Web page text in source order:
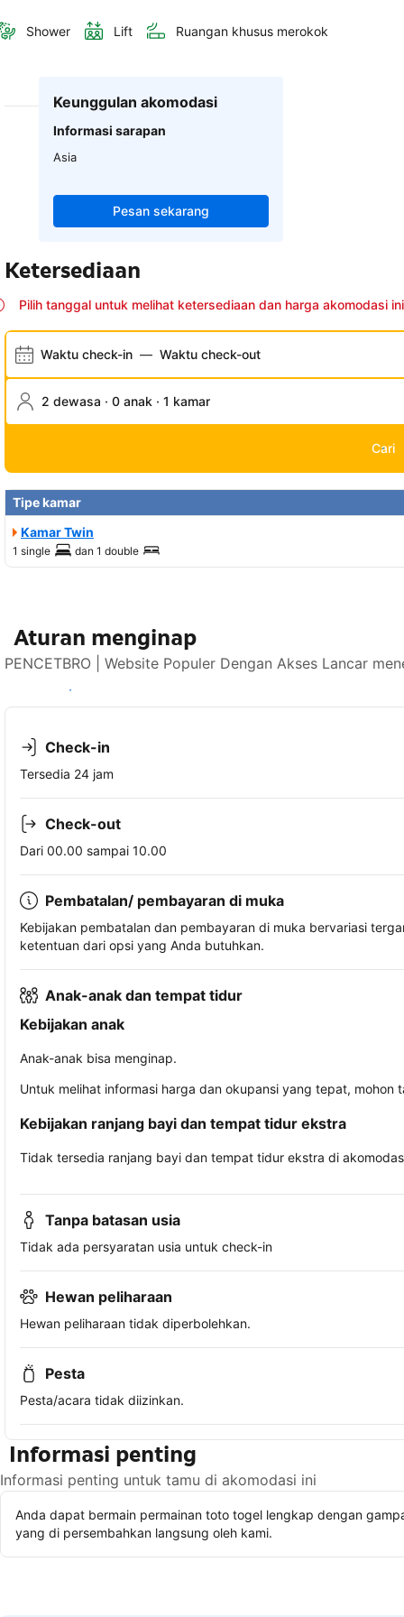
Shower Lift Ruangan khusus merokok
Keunggulan akomodasi
Informasi sarapan
Asia
Pesan sekarang
Ketersediaan
Pilih tanggal untuk melihat ketersediaan dan harga akomodasi ini
Waktu check-in — Waktu check-out
2 dewasa · 0 anak · 1 kamar
Cari
Tipe kamar
Kamar Twin
1 single dan 1 double
Aturan menginap
PENCETBRO | Website Populer Dengan Akses Lancar
Lihat ketersediaan
Check-in
Tersedia 24 jam
Check-out
Dari 00.00 sampai 10.00
Pembatalan/ pembayaran di muka
Kebijakan pembatalan dan pembayaran di muka bervariasi
ketentuan dari opsi yang Anda butuhkan.
Anak-anak dan tempat tidur
Kebijakan anak
Anak-anak bisa menginap.
Untuk melihat informasi harga dan okupansi yang tepat,
Kebijakan ranjang bayi dan tempat tidur ekstra
Tidak tersedia ranjang bayi dan tempat tidur ekstra di
Tanpa batasan usia
Tidak ada persyaratan usia untuk check-in
Hewan peliharaan
Hewan peliharaan tidak diperbolehkan.
Pesta
Pesta/acara tidak diizinkan.
Informasi penting
Informasi penting untuk tamu di akomodasi ini
Anda dapat bermain permainan toto togel lengkap dengan
yang di persembahkan langsung oleh kami.